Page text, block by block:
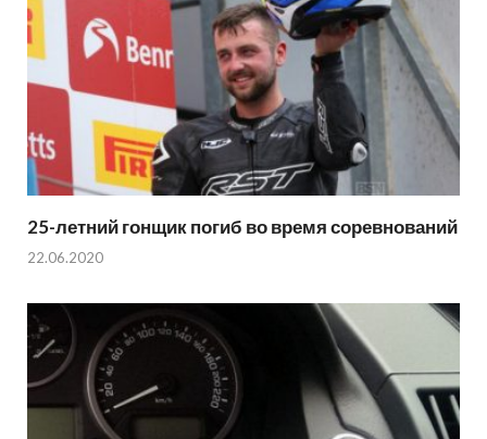
25-летний гонщик погиб во время соревнований
22.06.2020